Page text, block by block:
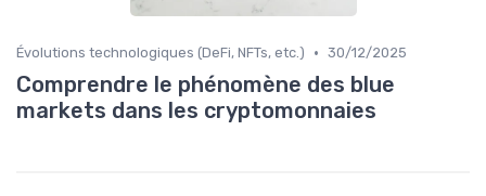
Évolutions technologiques (DeFi, NFTs, etc.) • 30/12/2025
Comprendre le phénomène des blue
markets dans les cryptomonnaies